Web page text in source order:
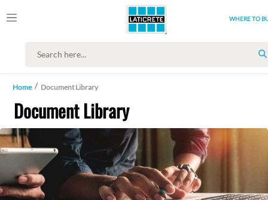
WHERE TO
Home Document Library
Document Library